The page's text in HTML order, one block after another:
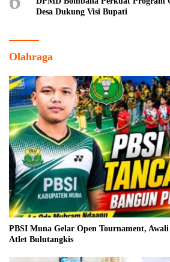
Desa Dukung Visi Bupati
Olahraga
PBSI Muna Gelar Open Tournament,
Atlet Bulutangkis